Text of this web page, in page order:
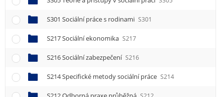
S301 Sociální práce s rodinami S301
S217 Sociální ekonomika S217
S216 Sociální zabezpečení S216
S214 Specifické metody sociální práce S214